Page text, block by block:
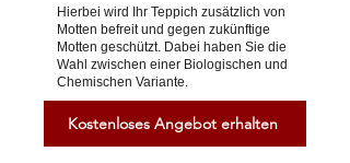
Hierbei wird Ihr Teppich zusätzlich von
Motten befreit und gegen zukünftige
Motten geschützt. Dabei haben Sie die
Wahl zwischen einer Biologischen und
Chemischen Variante.
Kostenloses Angebot erhalten